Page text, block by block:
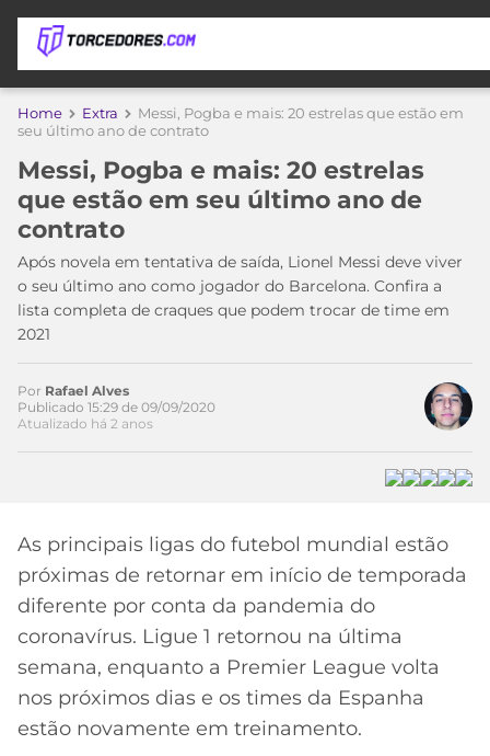
APOSTAS
DE
APOSTA
MELHORES
SITES
DE
2026
CÓDIGO
DE
INDICAÇÃO
BET365
CÓDIGO
BETANO
MELHORES
COPA
DO
MUNDO
TIMES
MEU
TIME
SÃO
PAULO
SANTOS
FLAMENGO
CAMPEONATOS
LIBERTADORES
COPA
DO
BRASIL
PREMIER
LEAGUE
DA
BOLA
PALPITES
Home Extra
Messi, Pogba e mais: 20 estrelas que estão em
seu último ano de contrato
Messi, Pogba e mais: 20 estrelas
que estão em seu último ano de
contrato
Após novela em tentativa de saída, Lionel Messi deve viver
o seu último ano como jogador do Barcelona. Confira a
lista completa de craques que podem trocar de time em
2021
Por Rafael Alves
Publicado 15:29 de 09/09/2020
Atualizado há 2 anos
As principais ligas do futebol mundial estão
próximas de retornar em início de temporada
diferente por conta da pandemia do
coronavírus. Ligue 1 retornou na última
semana, enquanto a Premier League volta
nos próximos dias e os times da Espanha
estão novamente em treinamento.